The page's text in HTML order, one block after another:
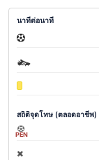
นาทีต่อนาที
สถิติจุดโทษ (ตลอดอาชีพ)
PEN